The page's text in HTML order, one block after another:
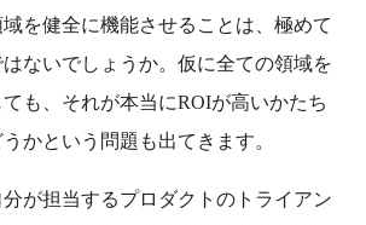
を健全に機能させることは、極めて
ないでしょうか。仮に全ての領域を
も、それが本当にROIが高いかたち
かという問題も出てきます。
が担当するプロダクトのトライアン